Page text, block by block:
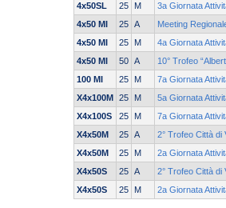
4x50SL
25 M
3a Giornata
4x50 MI
25 A
Meeting
4x50 MI
25 M
4a Giornata
4x50 MI
50 A
10° Trofeo
100 MI
25 M
7a Giornata
X4x100M 25 M
5a Giornata
X4x100S
25 M
7a Giornata
X4x50M
25 A
2° Trofeo Città di
X4x50M
25 M
2a Giornata
X4x50S
25 A
2° Trofeo Città di
X4x50S
25 M 2a Giornata